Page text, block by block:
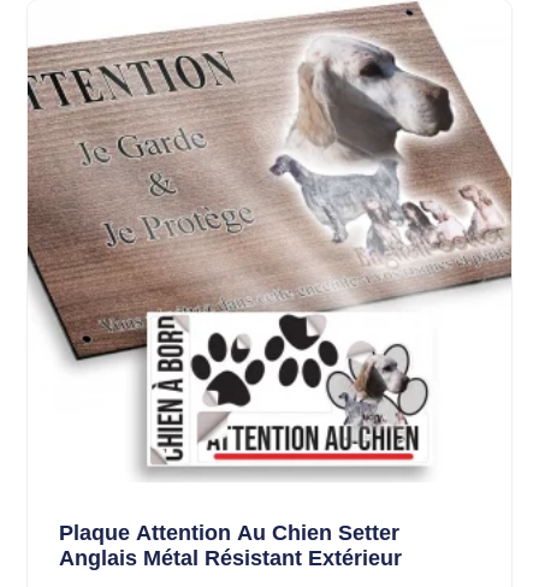
Plaque Attention Au Chien Setter
Anglais Métal Résistant Extérieur